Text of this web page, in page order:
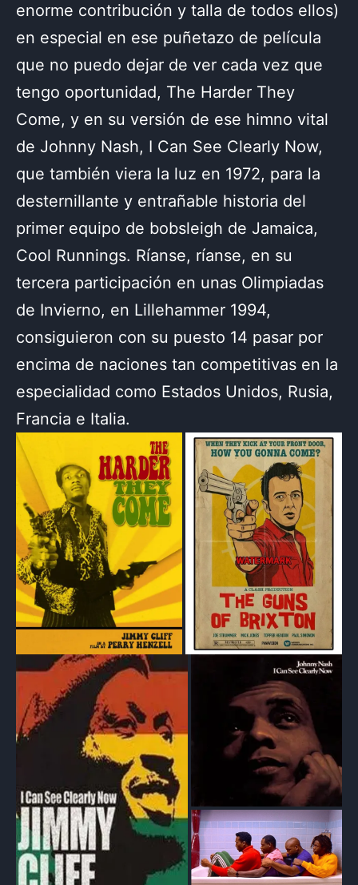
enorme contribución y talla de todos ellos)
en especial en ese puñetazo de película
que no puedo dejar de ver cada vez que
tengo oportunidad, The Harder They
Come, y en su versión de ese himno vital
de Johnny Nash, I Can See Clearly Now,
que también viera la luz en 1972, para la
desternillante y entrañable historia del
primer equipo de bobsleigh de Jamaica,
Cool Runnings. Ríanse, ríanse, en su
tercera participación en unas Olimpiadas
de Invierno, en Lillehammer 1994,
consiguieron con su puesto 14 pasar por
encima de naciones tan competitivas en la
especialidad como Estados Unidos, Rusia,
Francia e Italia.